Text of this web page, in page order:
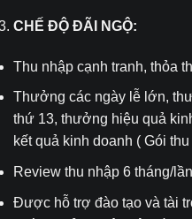
CHẾ ĐỘ ĐÃI NGỘ:
Thu nhập cạnh tranh, thỏa
Thưởng các ngày lễ lớn,
thứ 13, thưởng hiệu quả
kết quả kinh doanh ( Gói
Review thu nhập 6 tháng/lần
Được hỗ trợ đào tạo và tài